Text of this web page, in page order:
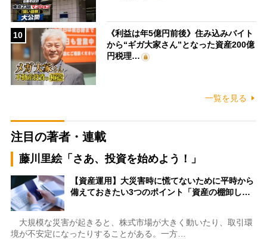
10
《利益は年5億円前後》住み込みバイト
から“ギガ大家さん”となった資産200億
円税理…
一覧を見る
注目の著者・連載
藤川里絵「さあ、投資を始めよう！」
【資産運用】大災害時に慌てないために平時から
備えておきたい3つのポイント「資産の棚卸し…
大規模な災害が起きると、株式市場が大きく動いたり、取引環
境が不安定になったりすることがある。一方…